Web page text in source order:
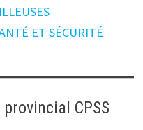
ET SÉCURITÉ
CPSS